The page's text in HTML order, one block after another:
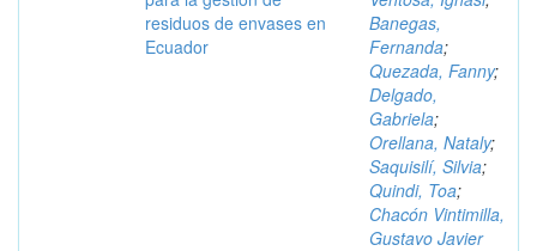
residuos de envases en
Ecuador
Banegas,
Fernanda;
Quezada, Fanny;
Delgado,
Gabriela;
Orellana, Nataly;
Saquisilí, Silvia;
Quindi, Toa;
Chacón Vintimilla,
Gustavo Javier